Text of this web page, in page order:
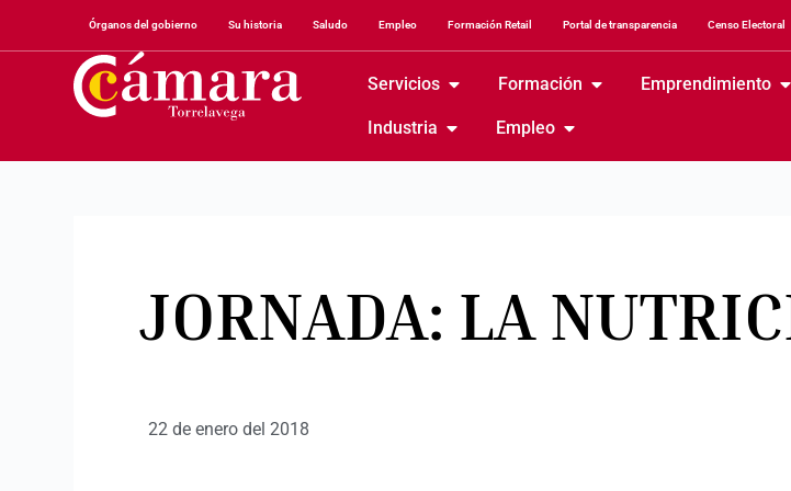
Órganos del gobierno Su historia Saludo Empleo Formación Retail Portal de transparencia Censo Electoral
Servicios Formación Emprendimiento
Industria Empleo
JORNADA: LA
22 de enero del 2018